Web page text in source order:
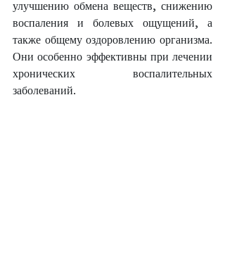
улучшению обмена веществ, снижению
воспаления и болевых ощущений, а
также общему оздоровлению организма.
Они особенно эффективны при лечении
хронических воспалительных
заболеваний.